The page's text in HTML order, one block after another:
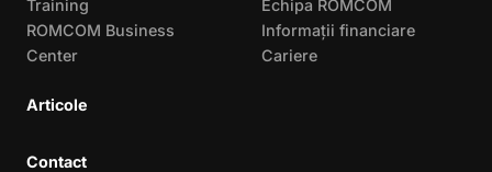
Training
ROMCOM Business
Center
Articole
Echipa ROMCOM
Informații financiare
Cariere
Contact